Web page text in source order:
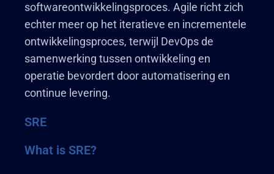
softwareontwikkelingsproces. Agile richt zich
echter meer op het iteratieve en incrementele
ontwikkelingsproces, terwijl DevOps de
samenwerking tussen ontwikkeling en
operatie bevordert door automatisering en
continue levering.
SRE
What is SRE?